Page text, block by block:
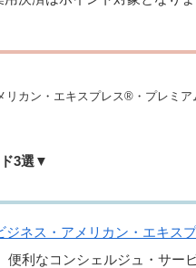
カン・エキスプレス®・プレミ
3選▼
ジネス・アメリカン・エキス
便利なコンシェルジュ・サー